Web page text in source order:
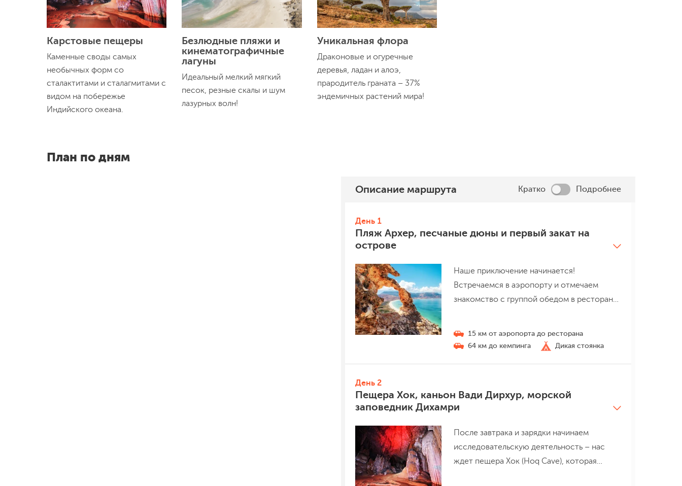
Карстовые пещеры
Каменные своды самых
необычных форм со
сталактитами и сталагмитами с
видом на побережье
Индийского океана.
Безлюдные пляжи и
кинематографичные
лагуны
Идеальный мелкий мягкий
песок, резные скалы и шум
лазурных волн!
Уникальная флора
Драконовые и огуречные
деревья, ладан и алоэ,
прародитель граната – 37%
эндемичных растений мира!
План по дням
Описание маршрута Кратко Подробнее
День 1
Пляж Архер, песчаные дюны и первый закат на
острове
Наше приключение начинается!
Встречаемся в аэропорту и отмечаем
знакомство с группой обедом в ресторане
который увезет нас к первой локации –
разобьем лагерь. Желающие могут
проводить закат под треск костра у
побережья или с верхних точек дюн, чтобы
Перед сном будем считать звезды
15 км от аэропорта до ресторана
64 км до кемпинга
Дикая стоянка
День 2
Пещера Хок, каньон Вади Дирхур, морской
заповедник Дихамри
После завтрака и зарядки начинаем
исследовательскую деятельность – нас
ждет пещера Хок (Hoq Cave), которая